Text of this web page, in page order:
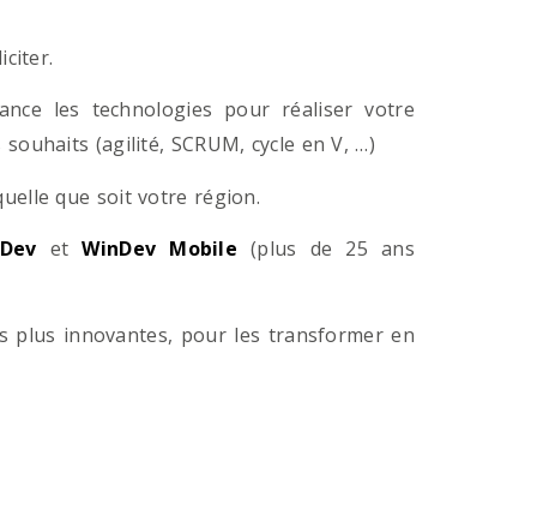
les technologies pour réaliser votre
(agilité, SCRUM, cycle en V, …)
que soit votre région.
et WinDev Mobile (plus de 25 ans
plus innovantes, pour les transformer en